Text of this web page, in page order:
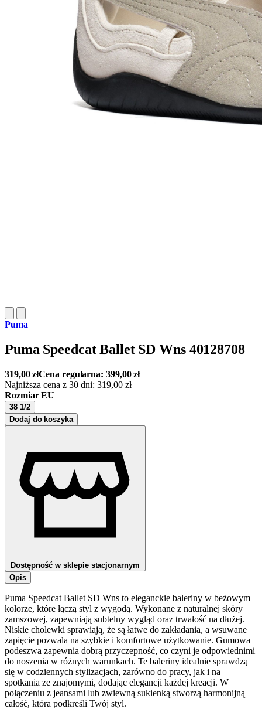
Puma
Puma Speedcat Ballet SD Wns 40128708
319,00złCena regularna:399,00zł
Najniższa cena z 30 dni: 319,00 zł
Rozmiar EU
38 1/2
Dodaj do koszyka
Dostępność w sklepie stacjonarnym
Opis
Puma Speedcat Ballet SD Wns to eleganckie baleriny w beżowym
kolorze, które łączą styl z wygodą. Wykonane z naturalnej skóry
zamszowej, zapewniają subtelny wygląd oraz trwałość na dłużej.
Niskie cholewki sprawiają, że są łatwe do zakładania, a wsuwane
zapięcie pozwala na szybkie i komfortowe użytkowanie. Gumowa
podeszwa zapewnia dobrą przyczepność, co czyni je odpowiednimi
do noszenia w różnych warunkach. Te baleriny idealnie sprawdzą
się w codziennych stylizacjach, zarówno do pracy, jak i na
spotkania ze znajomymi, dodając elegancji każdej kreacji. W
połączeniu z jeansami lub zwiewną sukienką stworzą harmonijną
całość, która podkreśli Twój styl.